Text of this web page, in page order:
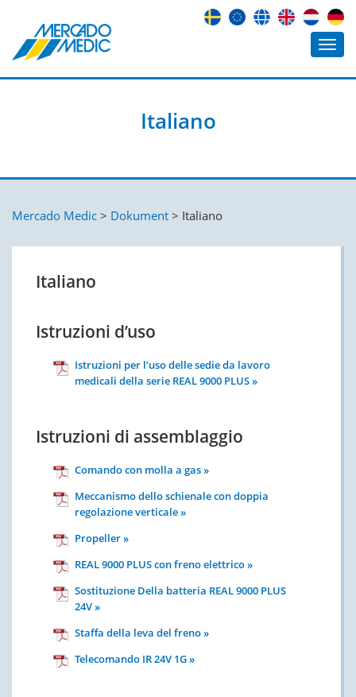
Italiano
Mercado Medic > Dokument > Italiano
Italiano
Istruzioni d’uso
Istruzioni per l’uso delle sedie da lavoro
medicali della serie REAL 9000 PLUS »
Istruzioni di assemblaggio
Comando con molla a gas »
Meccanismo dello schienale con doppia
regolazione verticale »
Propeller »
REAL 9000 PLUS con freno elettrico »
Sostituzione Della batteria REAL 9000 PLUS
24V »
Staffa della leva del freno »
Telecomando IR 24V 1G »